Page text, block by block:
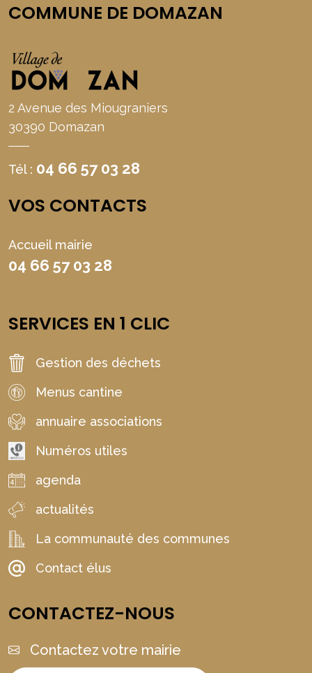
COMMUNE DE DOMAZAN
2 Avenue des Miougraniers
30390 Domazan
Tél : 04 66 57 03 28
VOS CONTACTS
Accueil mairie
04 66 57 03 28
SERVICES EN 1 CLIC
Gestion des déchets
Menus cantine
annuaire associations
Numéros utiles
agenda
actualités
La communauté des communes
Contact élus
CONTACTEZ-NOUS
Contactez votre mairie